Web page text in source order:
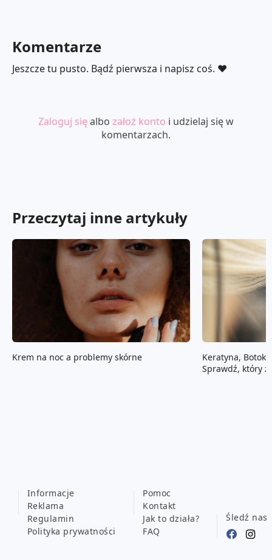
Komentarze
Jeszcze tu pusto. Bądź pierwsza i napisz coś. ❤️
Zaloguj się albo założ konto i udzielaj się w
komentarzach.
Przeczytaj inne artykuły
Krem na noc a problemy skórne
Keratyna,
Sprawdź, który
Informacje
Reklama
Regulamin
Polityka prywatności
Pomoc
Kontakt
Jak to działa?
FAQ
Śledź nas